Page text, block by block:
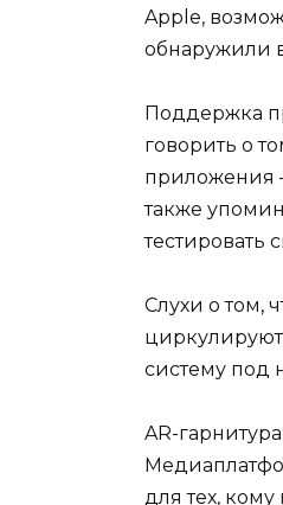
Apple,
обнаружили
Поддержка
говорить о
приложения
также
тестировать
Слухи о том,
систему под
AR-
для тех,